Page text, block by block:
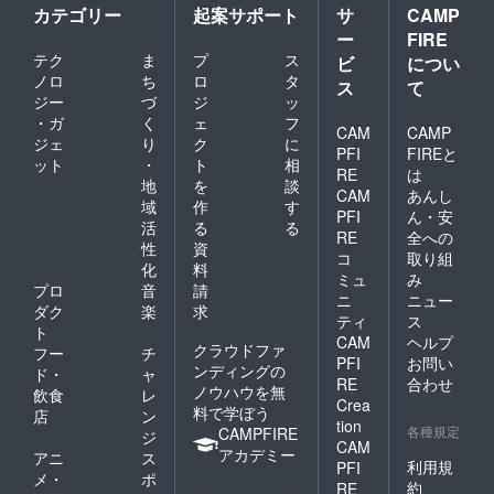
カテゴリー
テク
ノロ
ジー
・ガ
ジェ
ット
ま
ち
づ
く
り
・
地
域
活
性
化
プロ
ダク
ト
音
楽
フー
ド・
飲食
店
チ
ャ
レ
ン
ジ
アニ
メ・
ス
ポ
起案サポート
プ
ロ
ジ
ェ
ク
ト
を
作
る
ス
タ
ッ
フ
に
相
談
す
る
資
料
請
求
クラウドファ
ンディングの
ノウハウを無
料で学ぼう
CAMPFIRE
アカデミー
サ
ー
ビ
ス
CAM
PFI
RE
CAM
PFI
RE
コ
ミュ
ニ
ティ
CAM
PFI
RE
Crea
tion
CAM
PFI
RE
CAMP
FIRE
につい
て
CAMP
FIREと
は
あんし
ん・安
全への
取り組
み
ニュー
ス
ヘルプ
お問い
合わせ
各種規定
利用規
約